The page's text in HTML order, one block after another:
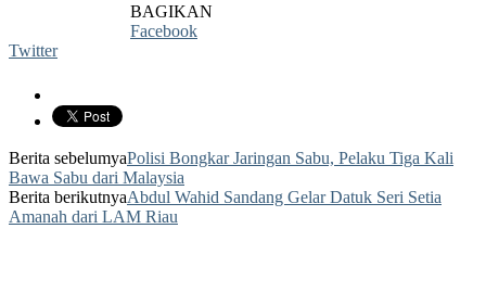
BAGIKAN
Facebook
Twitter
Berita sebelumyaPolisi Bongkar Jaringan Sabu, Pelaku Tiga Kali
Bawa Sabu dari Malaysia
Berita berikutnyaAbdul Wahid Sandang Gelar Datuk Seri Setia
Amanah dari LAM Riau